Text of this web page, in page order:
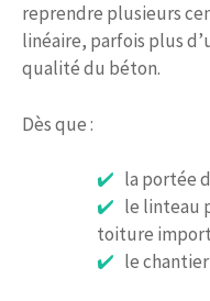
reprendre plusieurs
linéaire, parfois plus
qualité du béton.
Dès que :
la portée
le linteau
toiture
le